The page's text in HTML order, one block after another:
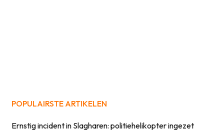
POPULAIRSTE ARTIKELEN
Ernstig incident in Slagharen: politiehelikopter ingezet